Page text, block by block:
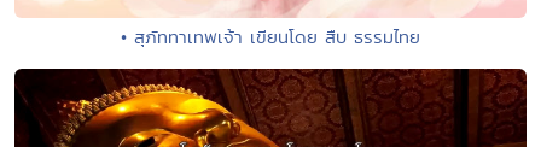
• สุภัททาเทพเจ้า เขียนโดย สืบ ธรรมไทย